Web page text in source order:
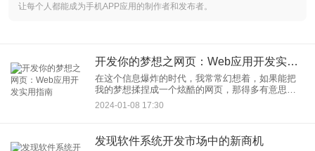
让每个人都能成为手机APP应用的制作者和发布者。
开发你的梦想之网页：Web应用开发实用指南
在这个信息爆炸的时代，我常常幻想着，如果能把
我的梦想揉捏成一个炫酷的网页，那得多有意思
啊！好消息是，这并不是一场遥不可及的梦。事实
上，跟随我的脚步，我们一起探索一下这个“Web应
2024-01-08 17:30
发现软件系统开发市场中的新商机